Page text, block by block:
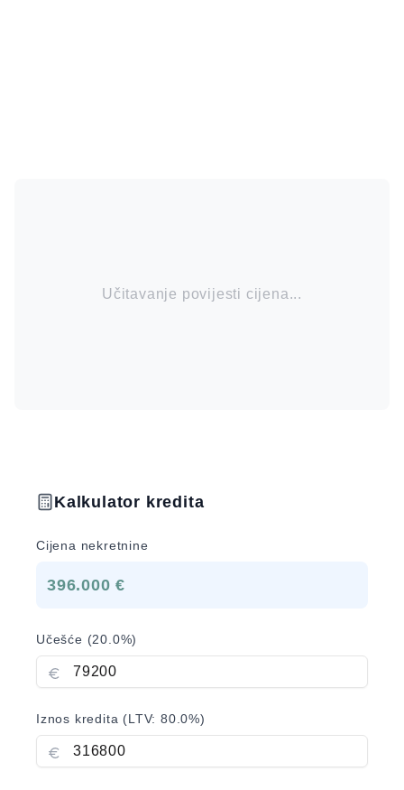
Učitavanje povijesti cijena...
Kalkulator kredita
Cijena nekretnine
396.000 €
Učešće (20.0%)
Iznos kredita (LTV:80.0%)